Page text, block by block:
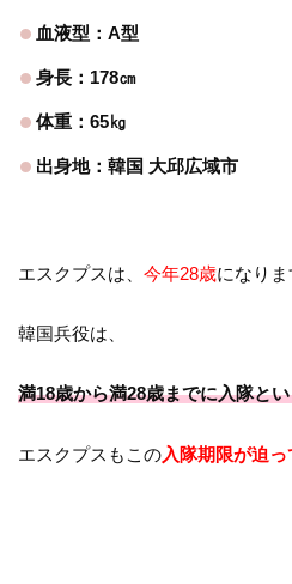
血液型：A型
身長：178㎝
体重：65㎏
出身地：韓国 大邱広域市
エスクプスは、今年28歳になりま
韓国兵役は、
満18歳から満28歳までに入隊と
エスクプスもこの入隊期限が迫